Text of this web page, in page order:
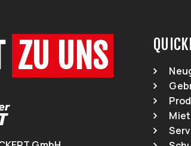
ZU UNS